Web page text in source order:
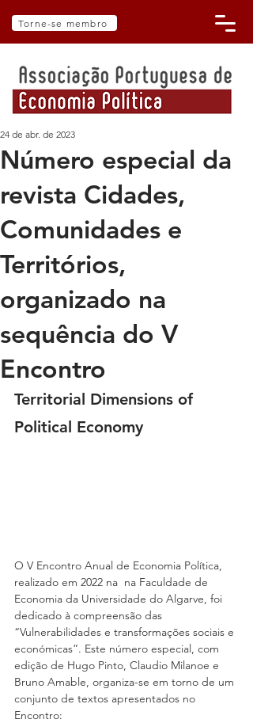
Torne-se membro
Número especial da
revista Cidades,
Comunidades e
Territórios,
organizado na
sequência do V
Encontro
24 de abr. de 2023
Territorial Dimensions of
Political Economy
O V Encontro Anual de Economia Política,
realizado em 2022 na  na Faculdade de
Economia da Universidade do Algarve, foi
dedicado à compreensão das
“Vulnerabilidades e transformações sociais e
económicas”. Este número especial, com
edição de Hugo Pinto, Claudio Milanoe e
Bruno Amable, organiza-se em torno de um
conjunto de textos apresentados no
Encontro: